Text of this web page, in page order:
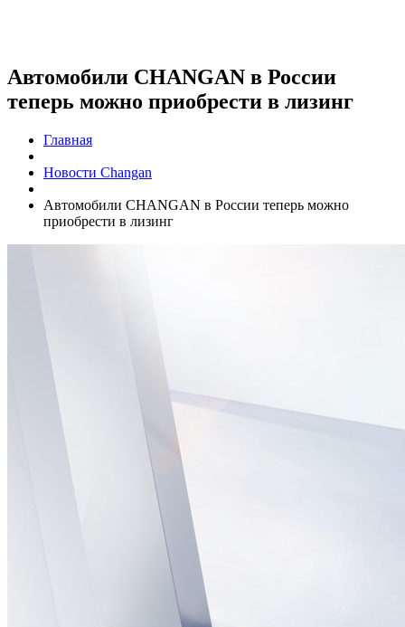
Автомобили CHANGAN в России
теперь можно приобрести в лизинг
Главная
Новости Changan
Автомобили CHANGAN в России теперь можно
приобрести в лизинг